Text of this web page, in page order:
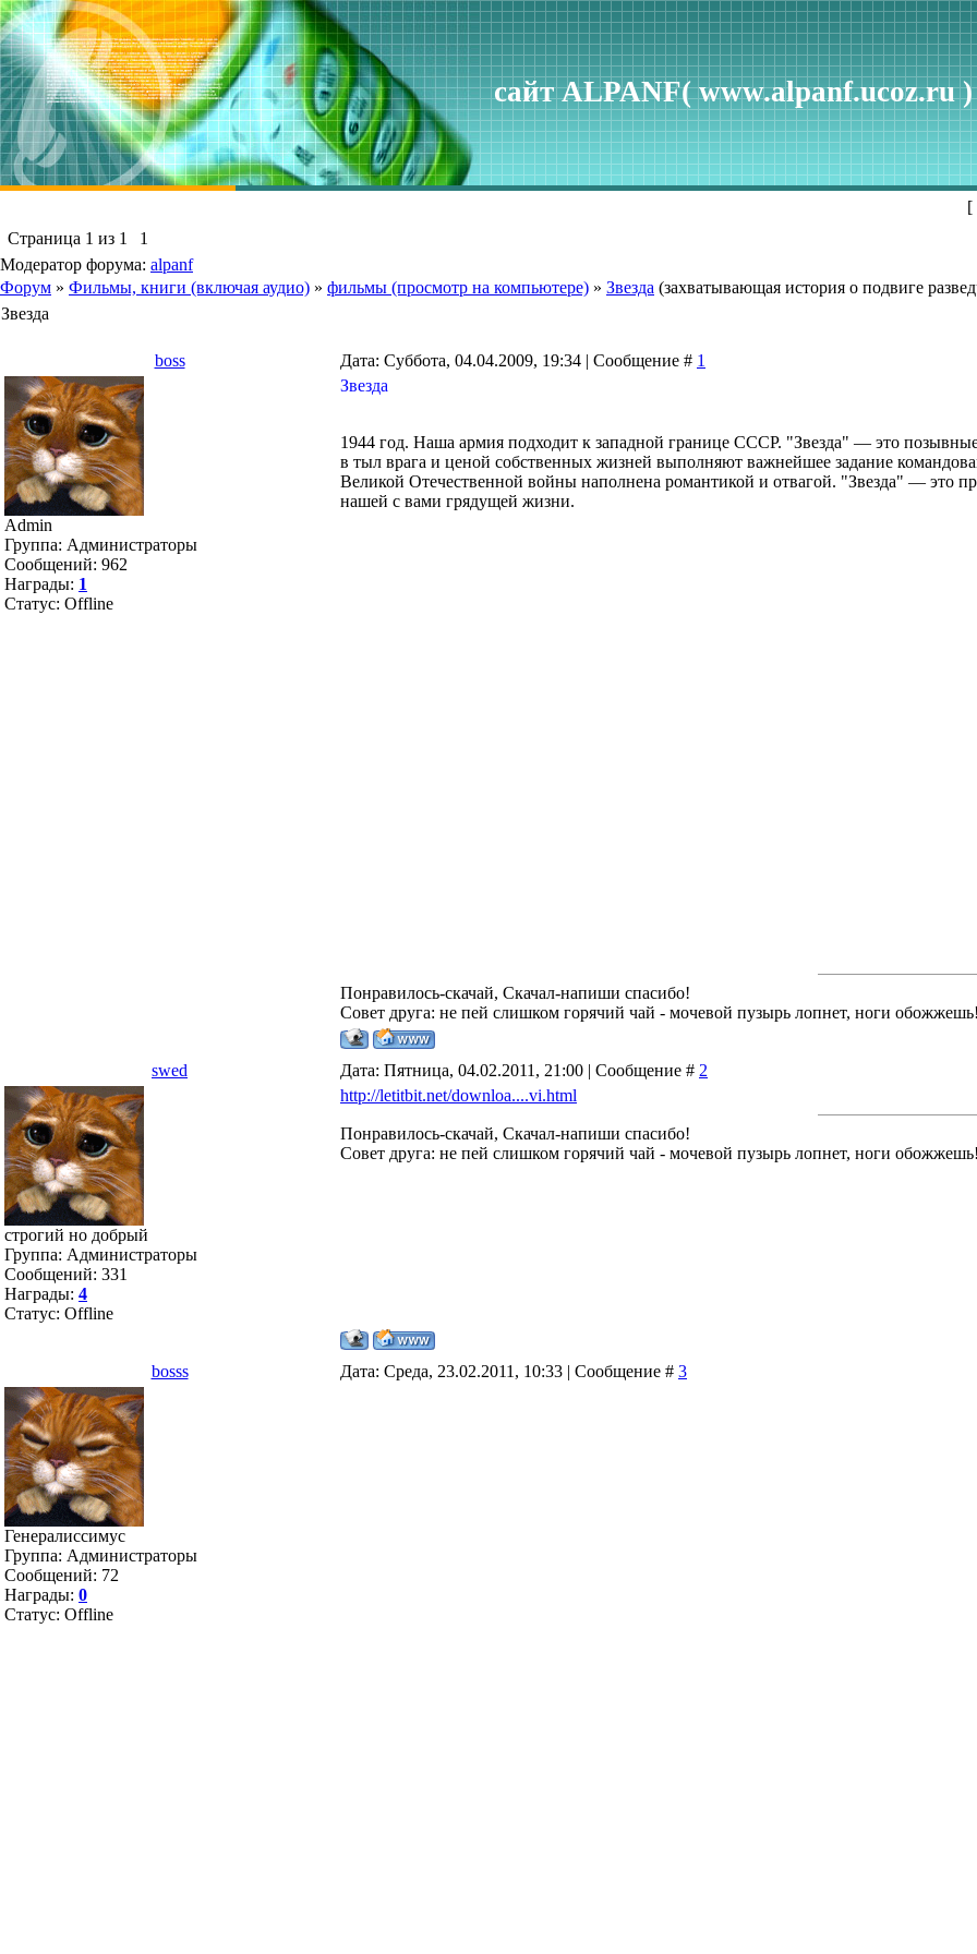
сайт ALPANF( www.alpanf.ucoz.ru )
[
Страница 1 из 1
1
Модератор форума: alpanf
Форум » Фильмы, книги (включая аудио) » фильмы (просмотр на компьютере) » Звезда (захватывающая история о подвиге
Звезда
boss Дата: Суббота, 04.04.2009, 19:34 | Сообщение # 1
Admin
Группа: Администраторы
Сообщений: 962
Награды: 1
Статус: Offline
Звезда
1944 год. Наша армия подходит к западной границе СССР. "Звезда" — это
в тыл врага и ценой собственных жизней выполняют важнейшее задание
Великой Отечественной войны наполнена романтикой и отвагой. "Звезда" — это
нашей с вами грядущей жизни.
Понравилось-скачай, Скачал-напиши спасибо!
Совет друга: не пей слишком горячий чай - мочевой пузырь лопнет, ноги
swed Дата: Пятница, 04.02.2011, 21:00 | Сообщение # 2
строгий но добрый
Группа: Администраторы
Сообщений: 331
Награды: 4
Статус: Offline
http://letitbit.net/downloa....vi.html
Понравилось-скачай, Скачал-напиши спасибо!
Совет друга: не пей слишком горячий чай - мочевой пузырь лопнет, ноги
bosss Дата: Среда, 23.02.2011, 10:33 | Сообщение # 3
Генералиссимус
Группа: Администраторы
Сообщений: 72
Награды: 0
Статус: Offline